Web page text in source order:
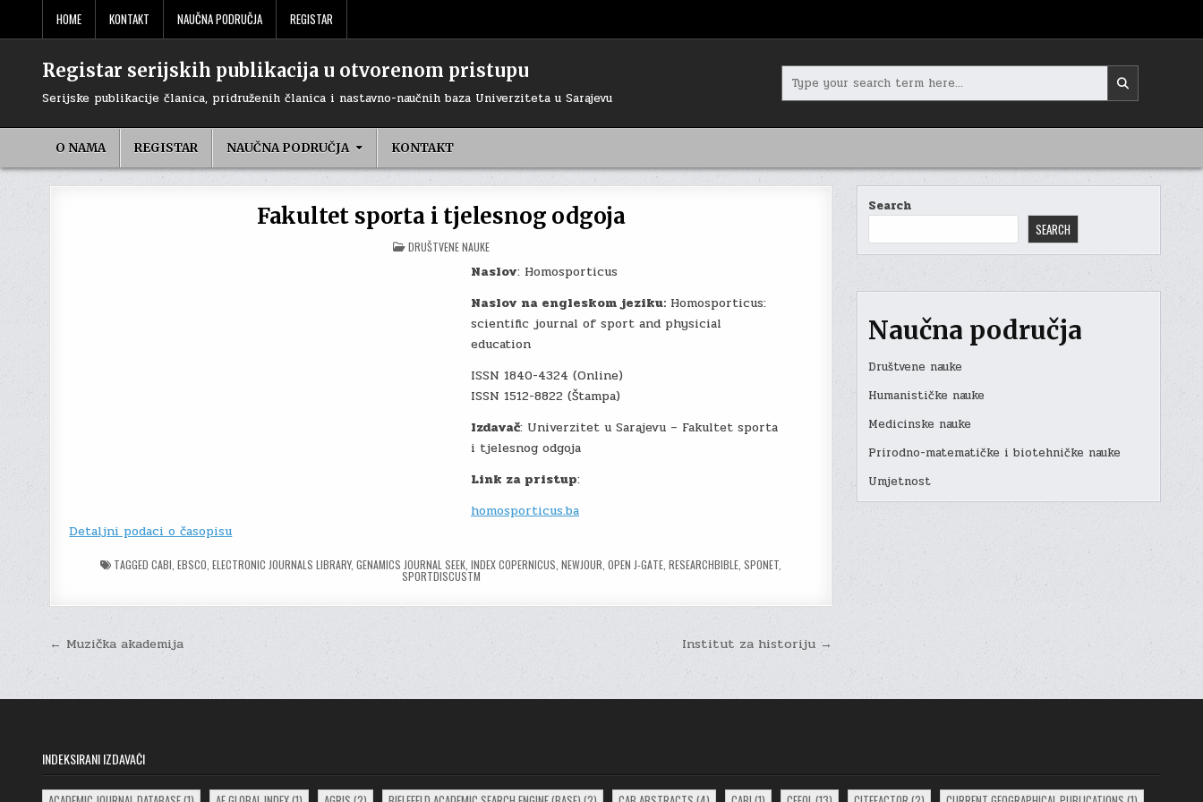
content
HOME KONTAKT NAUČNA PODRUČJA REGISTAR
Registar serijskih publikacija u otvorenom pristupu
Serijske publikacije članica, pridruženih članica i nastavno-naučnih baza Univerziteta u Sarajevu
for:
O NAMA REGISTAR NAUČNA PODRUČJA KONTAKT
Fakultet sporta i tjelesnog odgoja
POSTED
IN
DRUŠTVENE NAUKE
Naslov: Homosporticus
Naslov na engleskom jeziku: Homosporticus:
scientific journal of sport and physicial
education
ISSN 1840-4324 (Online)
ISSN 1512-8822 (Štampa)
Izdavač: Univerzitet u Sarajevu – Fakultet sporta
i tjelesnog odgoja
Link za pristup:
homosporticus.ba
Detaljni podaci o časopisu
TAGGEDCABI ,EBSCO ,ELECTRONIC JOURNALS LIBRARY,GENAMICS JOURNAL SEEK ,INDEX COPERNICUS ,NEWJOUR ,OPEN J-GATE ,RESEARCHBIBLE ,SPONET
SPORTDISCUSTM
Post Institut za historiju →
← Muzička akademija
Search
SEARCH
Naučna područja
Društvene nauke
Humanističke nauke
Medicinske nauke
Prirodno-matematičke i biotehničke nauke
Umjetnost
INDEKSIRANI IZDAVAČI